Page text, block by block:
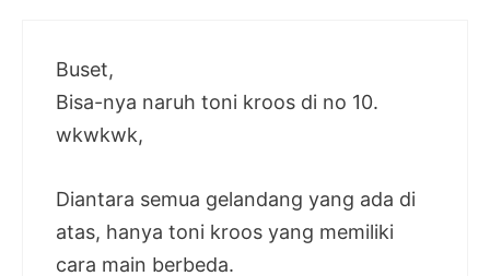
Buset,
Bisa-nya naruh toni kroos di no 10.
wkwkwk,
Diantara semua gelandang yang ada di
atas, hanya toni kroos yang memiliki
cara main berbeda.